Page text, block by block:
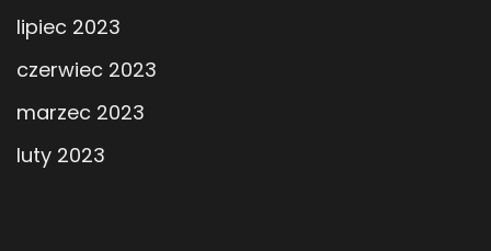
lipiec 2023
czerwiec 2023
marzec 2023
luty 2023